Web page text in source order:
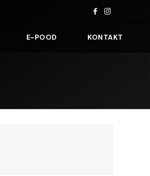
E-POOD KONTAKT